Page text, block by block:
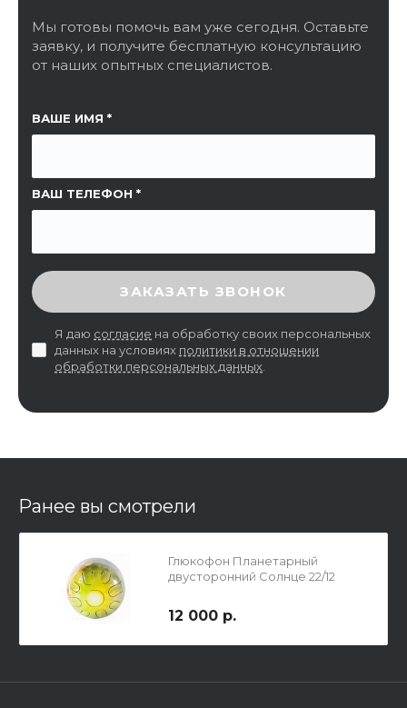
Мы готовы помочь вам уже сегодня. Оставьте
заявку, и получите бесплатную консультацию
от наших опытных специалистов.
ВАШЕ ИМЯ
ВАШ ТЕЛЕФОН
ССЫЛКА НА СТРАНИЦУ
ВВЕДИТЕ ПРОВЕРОЧНЫЙ КОД
ЗАКАЗАТЬ ЗВОНОК
Я даю согласие на обработку своих персональных
данных на условиях политики в отношении
обработки персональных данных.
Ранее вы смотрели
Глюкофон Планетарный
двусторонний Солнце 22/12
12 000 р.